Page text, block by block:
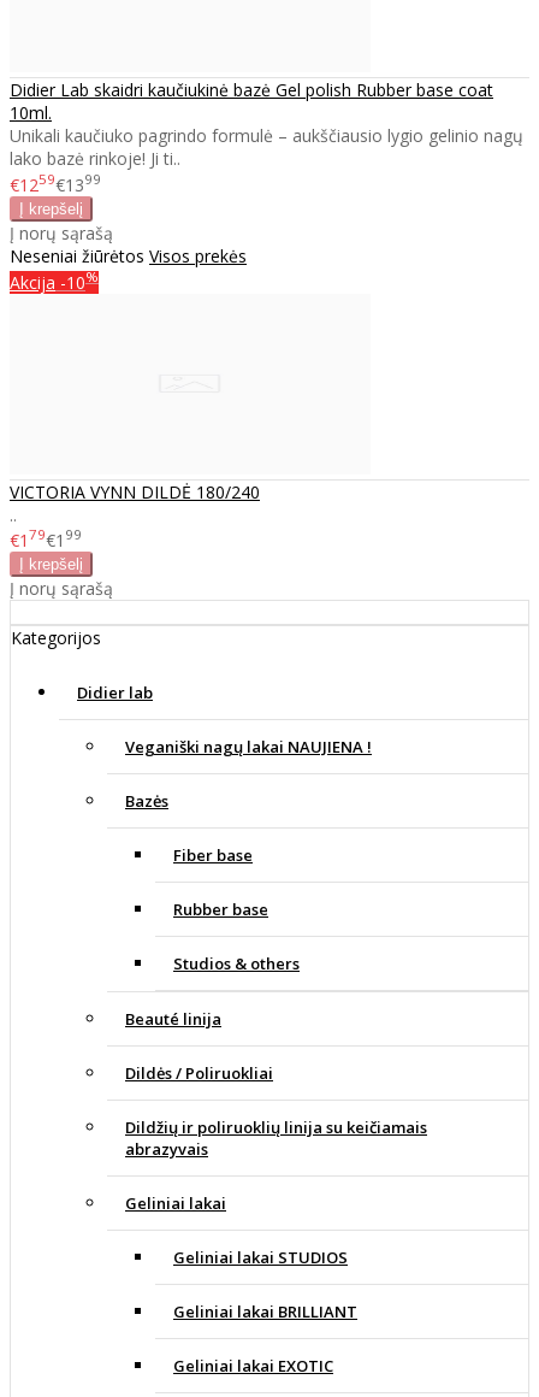
Didier Lab skaidri kaučiukinė bazė Gel polish Rubber base coat
10ml.
Unikali kaučiuko pagrindo formulė – aukščiausio lygio gelinio nagų
lako bazė rinkoje! Ji ti..
€1259€1399
Į norų sąrašą
Neseniai žiūrėtos Visos prekės
Akcija -10%
VICTORIA VYNN DILDĖ 180/240
..
€1 79€1 99
Į norų sąrašą
Kategorijos
Didier lab
Veganiški nagų lakai NAUJIENA !
Bazės
Fiber base
Rubber base
Studios & others
Beauté linija
Dildės / Poliruokliai
Dildžių ir poliruoklių linija su keičiamais
abrazyvais
Geliniai lakai
Geliniai lakai STUDIOS
Geliniai lakai BRILLIANT
Geliniai lakai EXOTIC